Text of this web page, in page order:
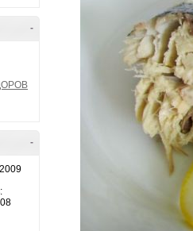
-
-